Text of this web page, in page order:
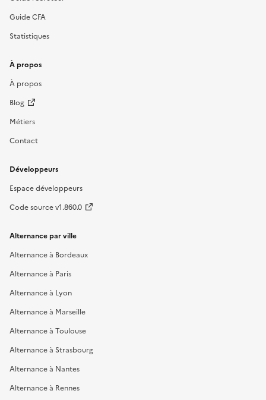
Guide CFA
Statistiques
À propos
À propos
Blog
Métiers
Contact
Développeurs
Espace développeurs
Code source v1.860.0
Alternance par ville
Alternance à Bordeaux
Alternance à Paris
Alternance à Lyon
Alternance à Marseille
Alternance à Toulouse
Alternance à Strasbourg
Alternance à Nantes
Alternance à Rennes